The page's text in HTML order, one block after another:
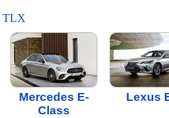
TLX
Mercedes E-
Class
Lexus